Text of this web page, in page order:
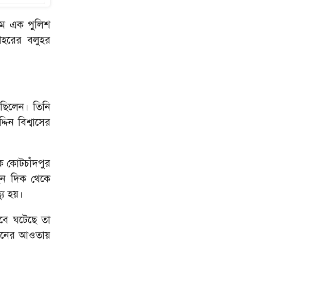
এক পুলিশ
বলুহর
তিনি
বিশ্বাসের
কোটচাঁদপুর
দিক থেকে
হয়।
ঘটেছে তা
আওতায়